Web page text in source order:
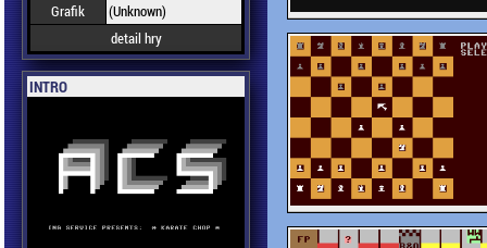
Grafik
(Unknown)
detail hry
INTRO